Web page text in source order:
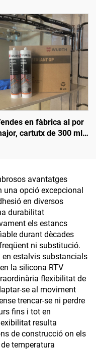
DE SILICONA
BARAT,
BAIX, ADHESIU PER
A CONSTRUCCIÓ
en fàbrica al por
cartutx de 300 ml,
antimoquil per a la
construcció
avantatges
una opció excepcional
en diversos
durabilitat
els estancs
durant dècades
ni substitució.
estalvis substancials
la silicona RTV
flexibilitat de
se al moviment
trencar-se ni perdre
fins i tot en
resulta
de construcció on els
temperatura